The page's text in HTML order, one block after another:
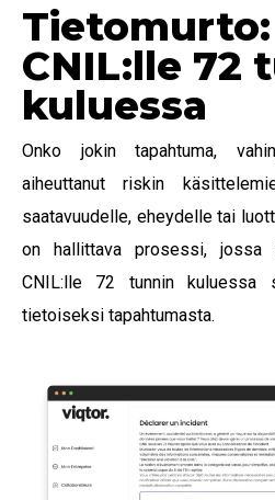
CNIL:lle 72
kuluessa
Onko jokin tapahtuma,
aiheuttanut riskin
saatavuudelle, eheydelle tai
on hallittava prosessi, jossa
CNIL:lle 72 tunnin
tietoiseksi tapahtumasta.